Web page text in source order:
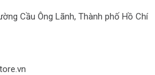
Cầu Ông Lãnh, Thành phố Hồ Chí